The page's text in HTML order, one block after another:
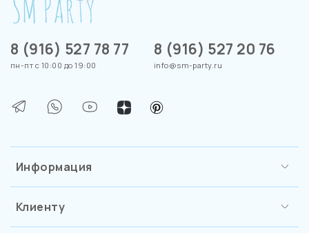
Информация
Клиенту
8 (916) 527 78 77
пн-пт с 10:00 до 19:00
8 (916) 527 20 76
info@sm-party.ru